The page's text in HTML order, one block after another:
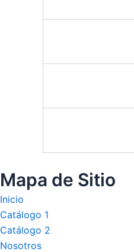
Mapa de Sitio
Inicio
Catálogo 1
Catálogo 2
Nosotros